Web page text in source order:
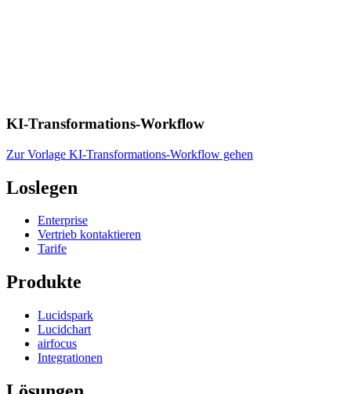
KI-Transformations-Workflow
Zur Vorlage KI-Transformations-Workflow gehen
Loslegen
Enterprise
Vertrieb kontaktieren
Tarife
Produkte
Lucidspark
Lucidchart
airfocus
Integrationen